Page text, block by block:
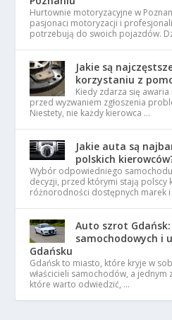
Hurtownie motoryzacyjne w
pasjonaci motoryzacji i
potrzebują do swoich pojazdów.
Jakie są
korzystaniu z
Kiedy zdarza się
przed wyzwaniem zgłoszenia
Niestety, nie każdy kierowca …
Jakie auta są
polskich
Wybór odpowiedniego
decyzji, przed którymi stają polscy
różnorodności dostępnych marek
Auto szrot
samochodowych i
Gdańsku
Gdańsk to miasto, które kryje w
właścicieli samochodów, a jednym
które warto odwiedzić, …